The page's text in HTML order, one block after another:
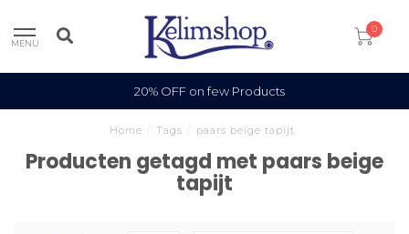
MENU
0
20% OFF on few Products
Home Tags paars beige tapijt
Producten getagd met paars beige
tapijt